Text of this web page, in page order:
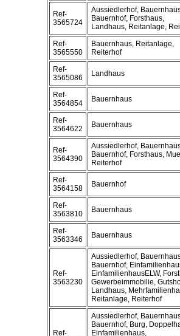
Ref-
3565724
Aussiedlerhof,
Bauernhof, Forsthaus,
Landhaus, Reitanlage,
Ref-
3565550
Bauernhaus, Reitanlage,
Reiterhof
Ref-
3565086
Landhaus
Ref-
3564854
Bauernhaus
Ref-
3564622
Bauernhaus
Ref-
3564390
Aussiedlerhof,
Bauernhof, Forsthaus,
Reiterhof
Ref-
3564158
Bauernhof
Ref-
3563810
Bauernhaus
Ref-
3563346
Bauernhaus
Ref-
3563230
Aussiedlerhof,
Bauernhof,
EinfamilienhausELW,
Gewerbeimmobilie,
Landhaus,
Reitanlage, Reiterhof
Ref-
Aussiedlerhof,
Bauernhof, Burg,
Einfamilienhaus,